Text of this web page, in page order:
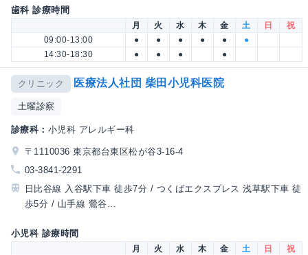
歯科 診療時間
月 火 水 木 金 土 日
祝
09:00-13:00
● ● ● ● ●
●
14:30-18:30
● ● ● ●
クリニック 医療法人社団 柴田小児科医院
土曜診察
診療科： 小児科 アレルギー科
〒1110036 東京都台東区松が谷3-16-4
03-3841-2291
日比谷線 入谷駅下車 徒歩7分 / つくばエクスプレス 浅草駅下車 徒
歩5分 / 山手線 鶯谷...
小児科 診療時間
月 火 水 木 金 土 日
祝